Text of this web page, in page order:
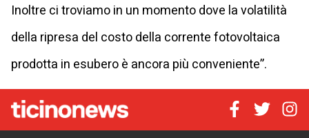
Inoltre ci troviamo in un momento dove la volatilità
della ripresa del costo della corrente fotovoltaica
prodotta in esubero è ancora più conveniente”.